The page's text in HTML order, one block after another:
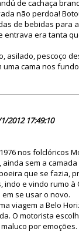
de cachaça
não perdoa!
de bebidas para
entrava era tanta
asilado, pescoço
uma cama nos
2012 17:49:10
nos folclóricos
ainda sem a
que se fazia,
indo e vindo rumo à
se usar o novo.
viagem a Belo
O motorista
por